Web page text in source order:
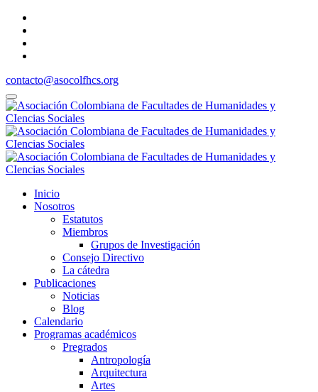
contacto@asocolfhcs.org
Inicio
Nosotros
Estatutos
Miembros
Grupos de Investigación
Consejo Directivo
La cátedra
Publicaciones
Noticias
Blog
Calendario
Programas académicos
Pregrados
Antropología
Arquitectura
Artes